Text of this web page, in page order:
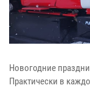
Новогодние
Практически в